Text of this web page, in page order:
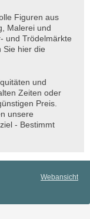
Figuren aus
Malerei und
und Trödelmärkte
Sie hier die
und
Zeiten oder
Preis.
unsere
- Bestimmt
Webansicht